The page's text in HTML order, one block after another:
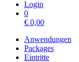
Login
0
€ 0,00
Anwendungen
Packages
Eintritte